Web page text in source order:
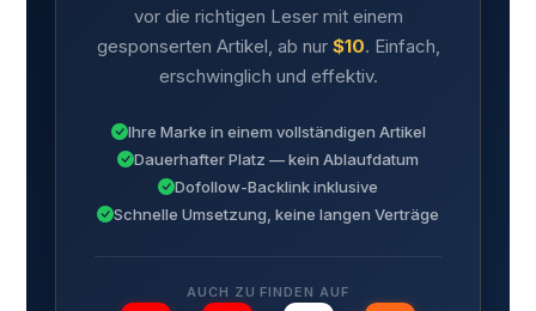
vor die richtigen Leser mit einem
gesponserten Artikel, ab nur $10. Einfach,
erschwinglich und effektiv.
Ihre Marke in einem vollständigen Artikel
Dauerhafter Platz — kein Ablaufdatum
Dofollow-Backlink inklusive
Schnelle Umsetzung, keine langen Verträge
AUCH ZU FINDEN AUF